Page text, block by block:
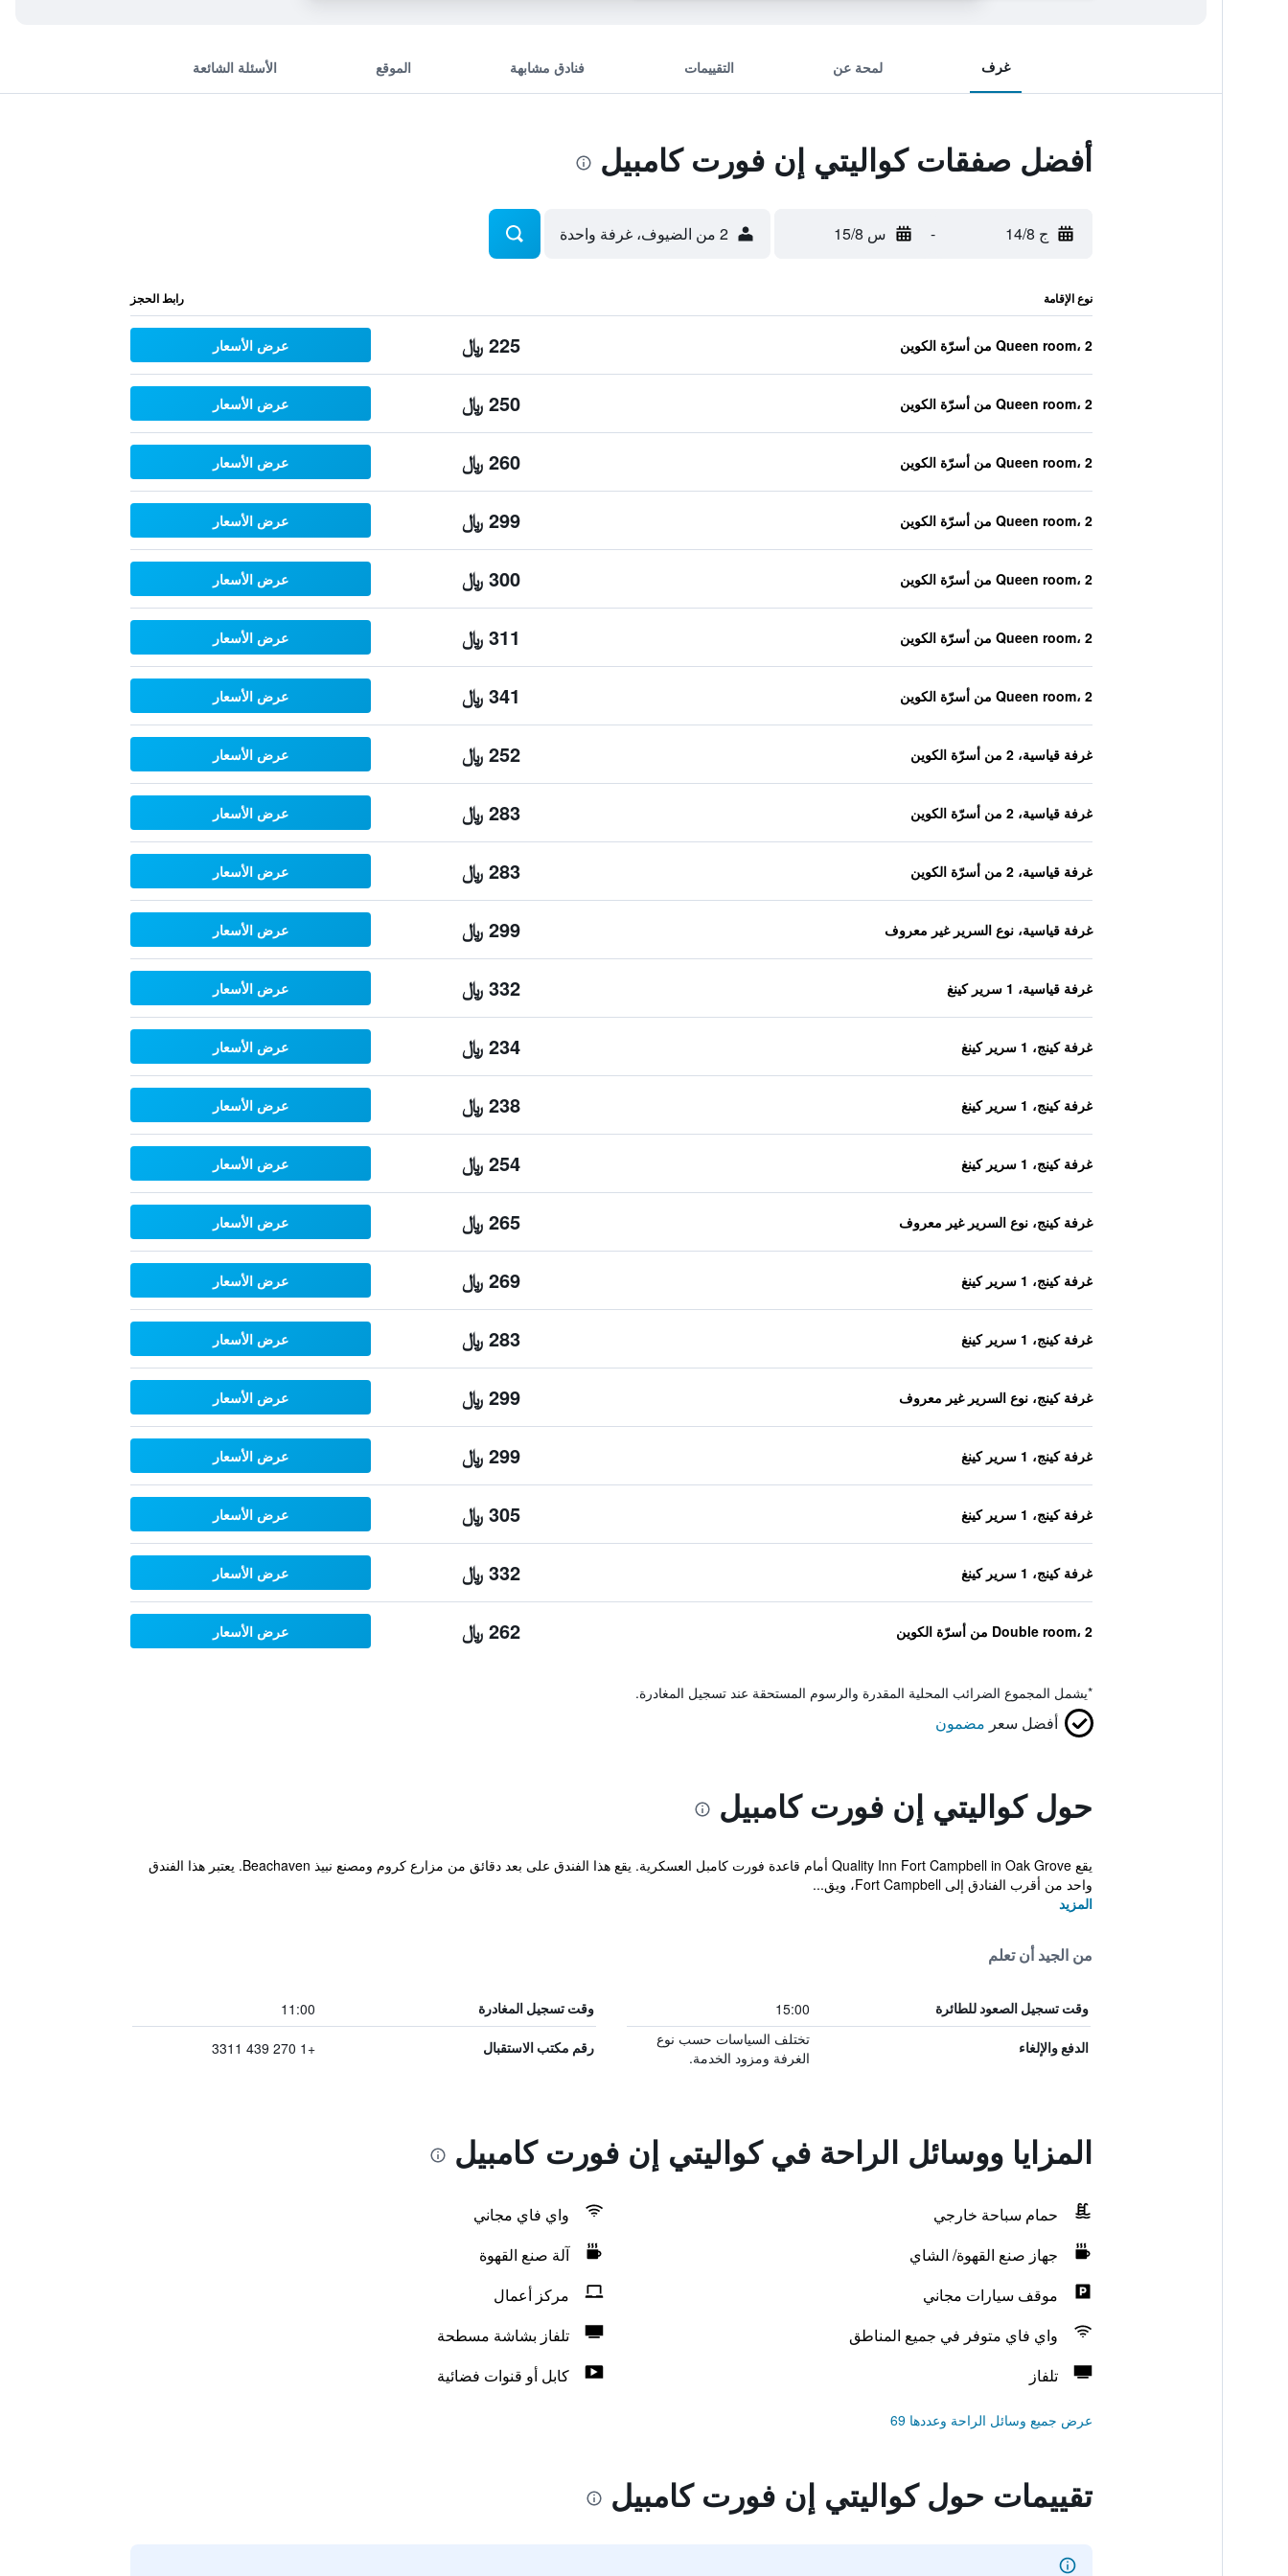
غرف لمحة عن التقييمات فنادق مشابهة الموقع الأسئلة الشائعة
أفضل صفقات كواليتي إن فورت كامبيل
ج 14/8 - س 15/8 2 من الضيوف، غرفة واحدة
نوع الإقامة رابط الحجز
Queen room، 2 من أسرّة الكوين 225 ﷼ عرض الأسعار
Queen room، 2 من أسرّة الكوين 250 ﷼ عرض الأسعار
Queen room، 2 من أسرّة الكوين 260 ﷼ عرض الأسعار
Queen room، 2 من أسرّة الكوين 299 ﷼ عرض الأسعار
Queen room، 2 من أسرّة الكوين 300 ﷼ عرض الأسعار
Queen room، 2 من أسرّة الكوين 311 ﷼ عرض الأسعار
Queen room، 2 من أسرّة الكوين 341 ﷼ عرض الأسعار
غرفة قياسية، 2 من أسرّة الكوين 252 ﷼ عرض الأسعار
غرفة قياسية، 2 من أسرّة الكوين 283 ﷼ عرض الأسعار
غرفة قياسية، 2 من أسرّة الكوين 283 ﷼ عرض الأسعار
غرفة قياسية، نوع السرير غير معروف 299 ﷼ عرض الأسعار
غرفة قياسية، 1 سرير كينغ 332 ﷼ عرض الأسعار
غرفة كينج، 1 سرير كينغ 234 ﷼ عرض الأسعار
غرفة كينج، 1 سرير كينغ 238 ﷼ عرض الأسعار
غرفة كينج، 1 سرير كينغ 254 ﷼ عرض الأسعار
غرفة كينج، نوع السرير غير معروف 265 ﷼ عرض الأسعار
غرفة كينج، 1 سرير كينغ 269 ﷼ عرض الأسعار
غرفة كينج، 1 سرير كينغ 283 ﷼ عرض الأسعار
غرفة كينج، نوع السرير غير معروف 299 ﷼ عرض الأسعار
غرفة كينج، 1 سرير كينغ 299 ﷼ عرض الأسعار
غرفة كينج، 1 سرير كينغ 305 ﷼ عرض الأسعار
غرفة كينج، 1 سرير كينغ 332 ﷼ عرض الأسعار
Double room، 2 من أسرّة الكوين 262 ﷼ عرض الأسعار
*يشمل المجموع الضرائب المحلية المقدرة والرسوم المستحقة عند تسجيل المغادرة.
أفضل سعر مضمون
حول كواليتي إن فورت كامبيل
يقع Quality Inn Fort Campbell in Oak Grove أمام قاعدة فورت كامبل العسكرية. يقع هذا الفندق على بعد دقائق من مزارع كروم ومصنع نبيذ Beachaven. يعتبر هذا الفندق
واحد من أقرب الفنادق إلى Fort Campbell، ويق...
المزيد
من الجيد أن تعلم
وقت تسجيل الصعود للطائرة 15:00 وقت تسجيل المغادرة 11:00
الدفع والإلغاء
تختلف السياسات حسب نوع
الغرفة ومزود الخدمة.
رقم مكتب الاستقبال +1 270 439 3311
المزايا ووسائل الراحة في كواليتي إن فورت كامبيل
حمام سباحة خارجي
واي فاي مجاني
جهاز صنع القهوة/ الشاي
آلة صنع القهوة
موقف سيارات مجاني
مركز أعمال
واي فاي متوفر في جميع المناطق
تلفاز بشاشة مسطحة
تلفاز
كابل أو قنوات فضائية
عرض جميع وسائل الراحة وعددها 69
تقييمات حول كواليتي إن فورت كامبيل